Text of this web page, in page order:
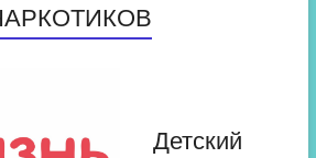
Детский